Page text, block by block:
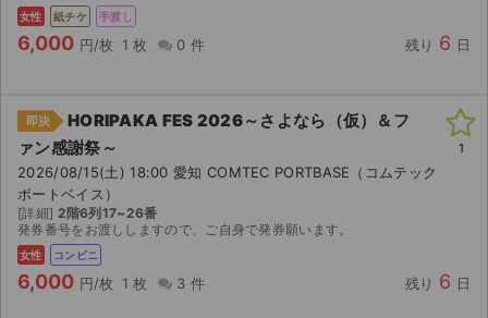
女性 紙チケ 手渡し
6,000 円/枚 1 枚 0 件 残り 6 日
即決
HORIPAKA FES 2026～さよなら（仮）＆フ
ァン感謝祭～
2026/08/15(土) 18:00 愛知 COMTEC PORTBASE（コムテック
ボートベイス）
[詳細] 2階6列17~26番
発券番号をお渡ししますので、ご自身で発券願います。
女性 コンビニ
6,000 円/枚 1 枚 3 件 残り 6 日
1